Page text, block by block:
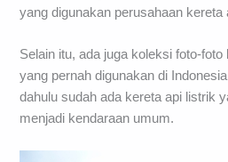
yang digunakan perusahaan kereta
Selain itu, ada juga koleksi foto-
yang pernah digunakan di
dahulu sudah ada kereta api listrik
menjadi kendaraan umum.